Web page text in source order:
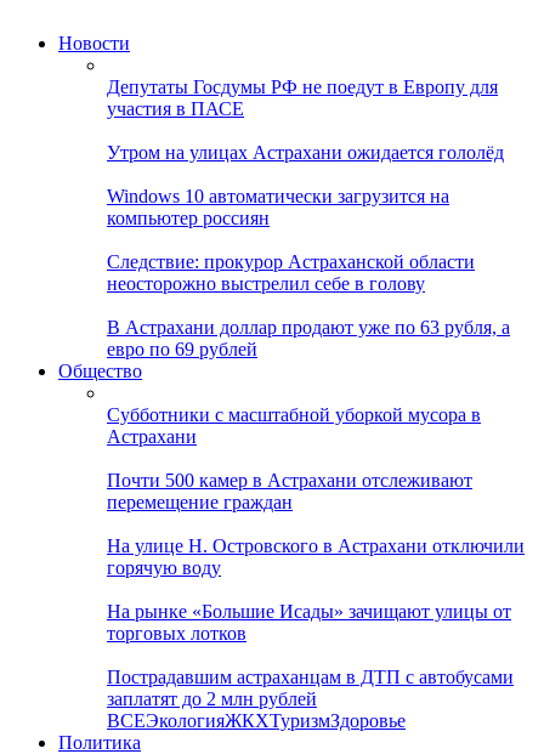
Новости
Депутаты Госдумы РФ не поедут в Европу для
участия в ПАСЕ
Утром на улицах Астрахани ожидается гололёд
Windows 10 автоматически загрузится на
компьютер россиян
Следствие: прокурор Астраханской области
неосторожно выстрелил себе в голову
В Астрахани доллар продают уже по 63 рубля, а
евро по 69 рублей
Общество
Субботники с масштабной уборкой мусора в
Астрахани
Почти 500 камер в Астрахани отслеживают
перемещение граждан
На улице Н. Островского в Астрахани отключили
горячую воду
На рынке «Большие Исады» зачищают улицы от
торговых лотков
Пострадавшим астраханцам в ДТП с автобусами
заплатят до 2 млн рублей
ВСЕЭкологияЖКХТуризмЗдоровье
Политика